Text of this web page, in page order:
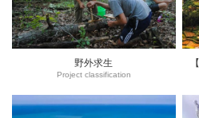
野外求生
Project classification